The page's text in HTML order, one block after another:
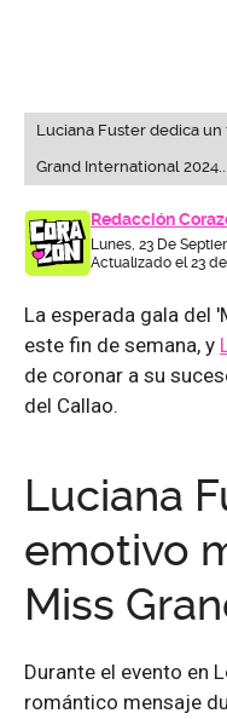
Luciana Fuster dedica
Grand International
Redacción
Lunes, 23 De
Actualizado el 23
La esperada gala del
este fin de semana, y
de coronar a su
del Callao.
Luciana
emotivo
Miss
Durante el evento en
romántico mensaje